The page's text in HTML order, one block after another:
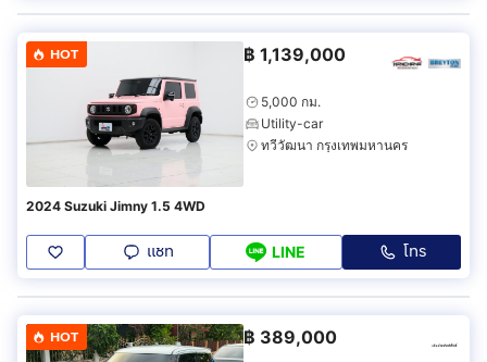
HOT ฿ 1,139,000
5,000 กม.
Utility-car
ทวีวัฒนา กรุงเทพมหานคร
2024 Suzuki Jimny 1.5 4WD
แชท LINE โทร
HOT ฿ 389,000